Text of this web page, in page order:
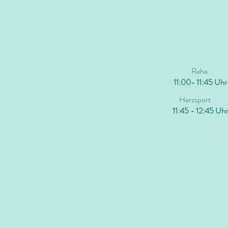
Reha
11:00- 11:45 Uhr
Herzsport
11:45 - 12:45 Uhr